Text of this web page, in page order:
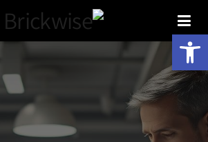
פתח סרגל נגישות